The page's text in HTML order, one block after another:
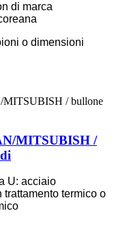
di marca
o dimensioni
MITSUBISH /
U: acciaio
termico o